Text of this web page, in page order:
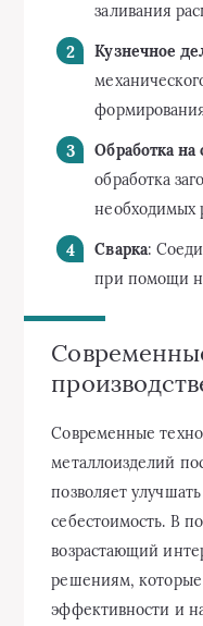
заливания
Кузнечное
Обработка на
обработка
необходимых
Сварка:
при помощи
Современные
металлоизделий
позволяет
себестоимость. В
возрастающий
решениям,
эффективности и